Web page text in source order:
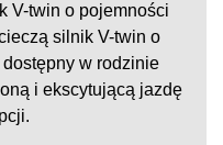
V-twin o pojemności
silnik V-twin o
w rodzinie
i ekscytującą jazdę